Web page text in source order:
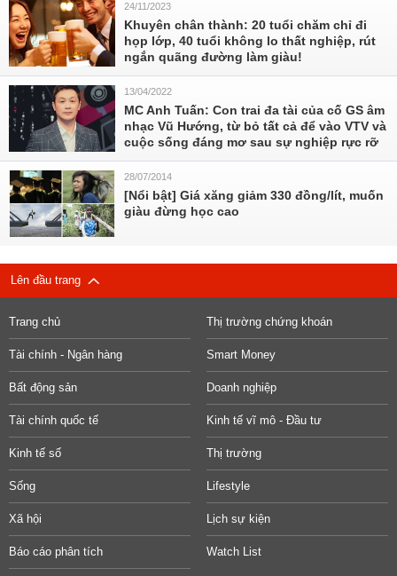
24/11/2023
Khuyên chân thành: 20 tuổi chăm chỉ đi
họp lớp, 40 tuổi không lo thất nghiệp, rút
ngắn quãng đường làm giàu!
13/04/2022
MC Anh Tuấn: Con trai đa tài của cố GS âm
nhạc Vũ Hướng, từ bỏ tất cả để vào VTV và
cuộc sống đáng mơ sau sự nghiệp rực rỡ
28/07/2014
[Nổi bật] Giá xăng giảm 330 đồng/lít, muốn
giàu đừng học cao
Lên đầu trang
Trang chủ Thị trường chứng khoán
Tài chính - Ngân hàng Smart Money
Bất động sản Doanh nghiệp
Tài chính quốc tế Kinh tế vĩ mô - Đầu tư
Kinh tế số Thị trường
Sống Lifestyle
Xã hội Lịch sự kiện
Báo cáo phân tích Watch List